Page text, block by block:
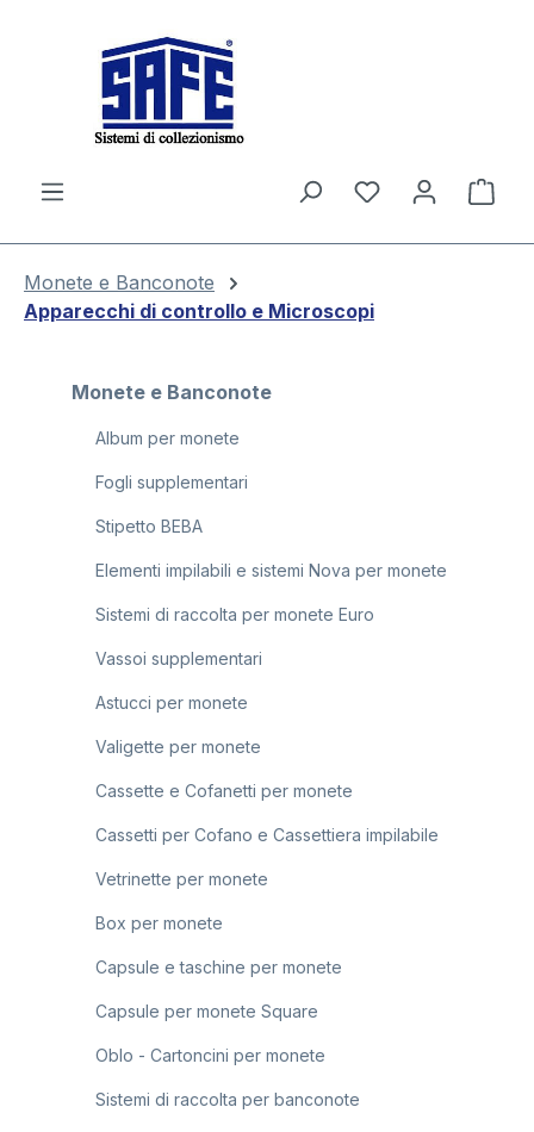
Il
Monete e Banconote
Apparecchi di controllo e Microscopi
Monete e Banconote
Album per monete
Fogli supplementari
Stipetto BEBA
Elementi impilabili e sistemi Nova per monete
Sistemi di raccolta per monete Euro
Vassoi supplementari
Astucci per monete
Valigette per monete
Cassette e Cofanetti per monete
Cassetti per Cofano e Cassettiera impilabile
Vetrinette per monete
Box per monete
Capsule e taschine per monete
Capsule per monete Square
Oblo - Cartoncini per monete
Sistemi di raccolta per banconote